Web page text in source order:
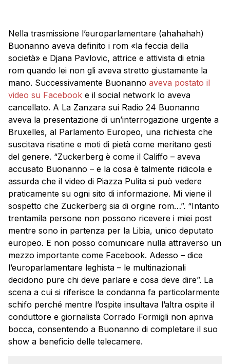
Nella trasmissione l’europarlamentare (ahahahah)
Buonanno aveva definito i rom «la feccia della
società» e Djana Pavlovic, attrice e attivista di etnia
rom quando lei non gli aveva stretto giustamente la
mano. Successivamente Buonanno aveva postato il
video su Facebook e il social network lo aveva
cancellato. A La Zanzara sui Radio 24 Buonanno
aveva la presentazione di un’interrogazione urgente a
Bruxelles, al Parlamento Europeo, una richiesta che
suscitava risatine e moti di pietà come meritano gesti
del genere. “Zuckerberg è come il Califfo – aveva
accusato Buonanno – e la cosa è talmente ridicola e
assurda che il video di Piazza Pulita si può vedere
praticamente su ogni sito di informazione. Mi viene il
sospetto che Zuckerberg sia di orgine rom…”. “Intanto
trentamila persone non possono ricevere i miei post
mentre sono in partenza per la Libia, unico deputato
europeo. E non posso comunicare nulla attraverso un
mezzo importante come Facebook. Adesso – dice
l’europarlamentare leghista – le multinazionali
decidono pure chi deve parlare e cosa deve dire”. La
scena a cui si riferisce la condanna fa particolarmente
schifo perché mentre l’ospite insultava l’altra ospite il
conduttore e giornalista Corrado Formigli non apriva
bocca, consentendo a Buonanno di completare il suo
show a beneficio delle telecamere.